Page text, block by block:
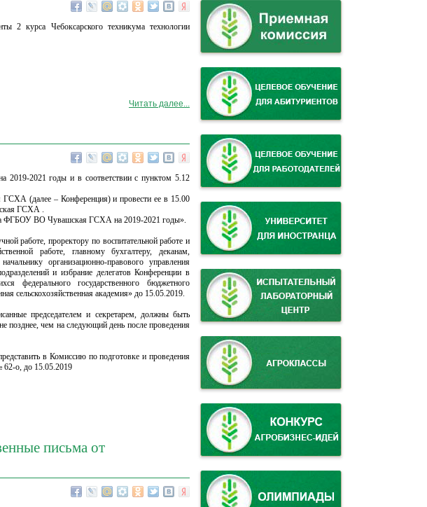
2 курса Чебоксарского техникума технологии
Читать далее...
2021 годы и в соответствии с пунктом 5.12
(далее – Конференция) и провести ее в 15.00
ГСХА .
ФГБОУ ВО Чувашская ГСХА на 2019-2021 годы».
работе, проректору по воспитательной работе и
работе, главному бухгалтеру, деканам,
организационно-правового управления
и избрание делегатов Конференции в
федерального государственного бюджетного
сельскохозяйственная академия» до 15.05.2019.
председателем и секретарем, должны быть
позднее, чем на следующий день после проведения
в Комиссию по подготовке и проведения
62-о, до 15.05.2019
письма от